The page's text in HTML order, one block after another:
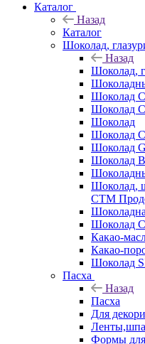
Каталог
Назад
Каталог
Шоколад,
Назад
Шоколад,
Шоколад
Шоколад
Шоколад
Шоколад
Шоколад
Шоколад
Шоколад,
СТМ
Шоколад
Какао-
Какао-
Шоколад
Пасха
Назад
Пасха
Для
Формы для